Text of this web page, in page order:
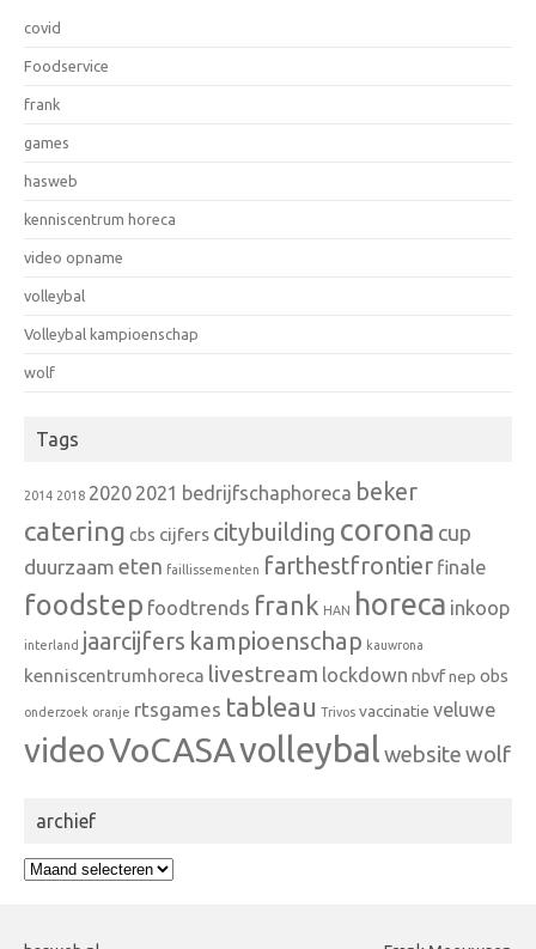
covid
Foodservice
frank
games
hasweb
kenniscentrum horeca
video opname
volleybal
Volleybal kampioenschap
wolf
Tags
2014 2018 2020 2021 bedrijfschaphoreca beker
catering cbs cijfers citybuilding corona cup
duurzaam eten faillissementen farthestfrontier finale
foodstep foodtrends frank HAN horeca inkoop
interland jaarcijfers kampioenschap kauwrona
kenniscentrumhoreca livestream lockdown nbvfnep obs
onderzoek oranje rtsgames tableau Trivos vaccinatie veluwe
videoVoCASAvolleybalwebsitewolf
archief
archief